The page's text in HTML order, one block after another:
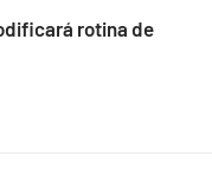
rotina de